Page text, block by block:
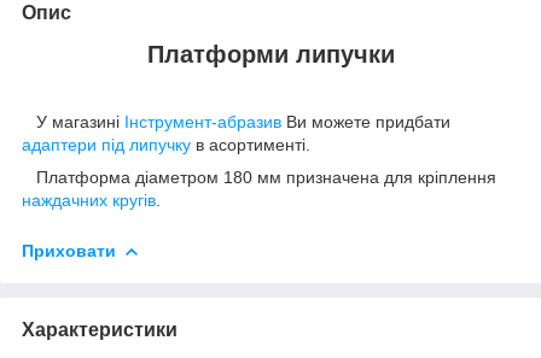
Опис
Платформи липучки
У магазині Інструмент-абразив Ви можете придбати
адаптери під липучку в асортименті.
Платформа діаметром 180 мм призначена для кріплення
наждачних кругів
Приховати
Характеристики